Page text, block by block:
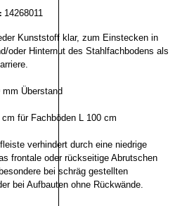
14268011
Kunststoff klar, zum Einstecken in
oder Hinternut des Stahlfachbodens als
Überstand
für Fachböden L 100 cm
verhindert durch eine niedrige
frontale oder rückseitige Abrutschen
bei schräg gestellten
bei Aufbauten ohne Rückwände.